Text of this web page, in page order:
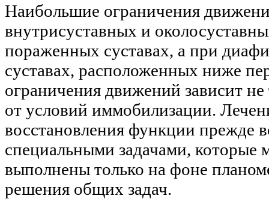
Наибольшие ограничения
внутрисуставных и
пораженных суставах, а при
суставах, расположенных ниже
ограничения движений зависит
от условий иммобилизации.
восстановления функции прежде
специальными задачами, которые
выполнены только на фоне
решения общих задач.